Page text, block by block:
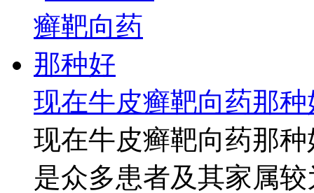
现在牛皮癣靶向药那种
现在牛皮癣靶向药那
是众多患者及其家属